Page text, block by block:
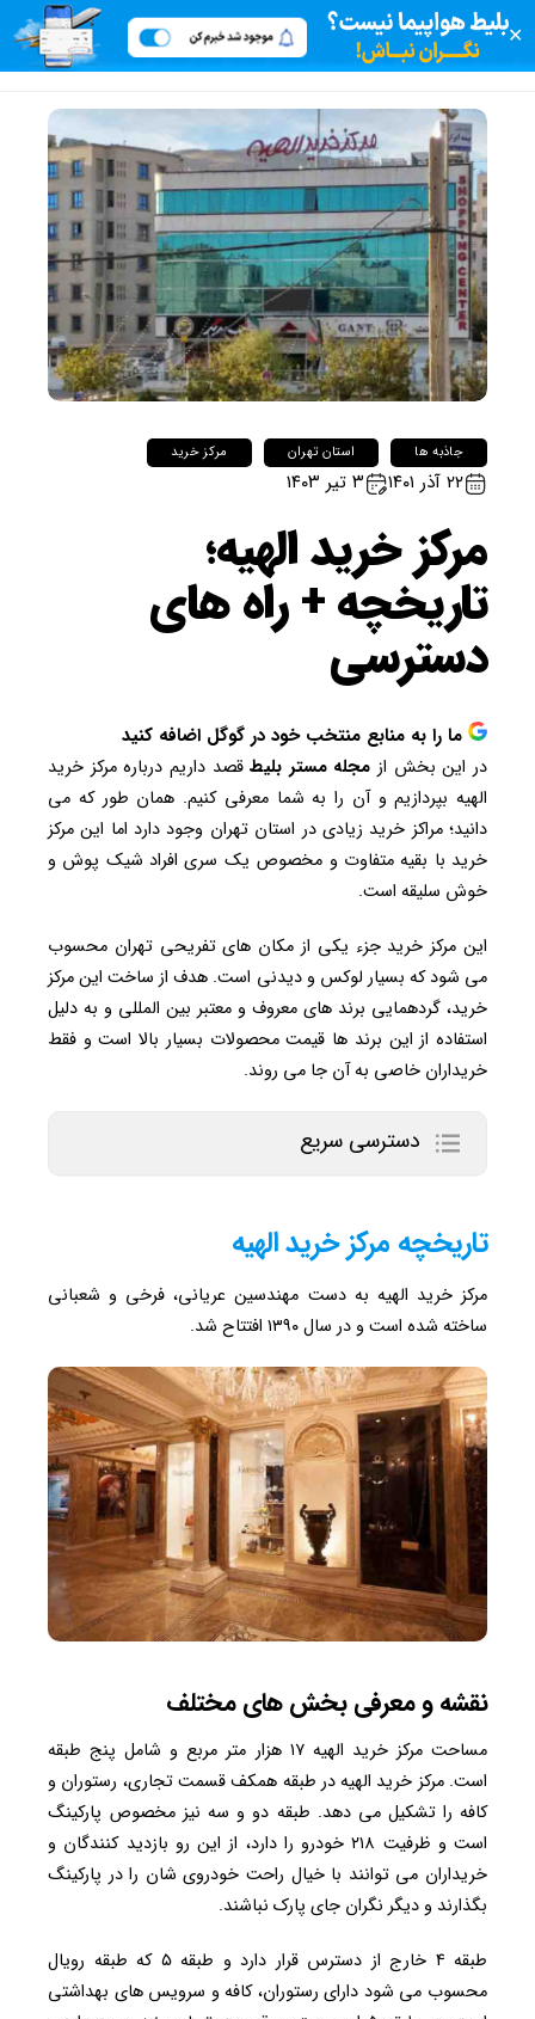
✕
جاذبه ها استان تهران مرکز خرید
۲۲ آذر ۱۴۰۱ ۳ تیر ۱۴۰۳
مرکز خرید الهیه؛
تاریخچه + راه های
دسترسی
ما را به منابع منتخب خود در گوگل اضافه کنید
در این بخش از مجله مستر بلیطقصد داریم درباره مرکز خرید
الهیه بپردازیم و آن را به شما معرفی کنیم. همان طور که می
دانید؛ مراکز خرید زیادی در استان تهران وجود دارد اما این مرکز
خرید با بقیه متفاوت و مخصوص یک سری افراد شیک پوش و
خوش سلیقه است.
این مرکز خرید جزء یکی از مکان های تفریحی تهران محسوب
می‌ شود که بسیار لوکس و دیدنی است. هدف از ساخت این مرکز
خرید، گردهمایی برند های معروف و معتبر بین ‌المللی و به دلیل
استفاده از این برند ها قیمت محصولات بسیار بالا است و فقط
خریداران خاصی به آن جا می روند.
دسترسی سریع
تاریخچه مرکز خرید الهیه
مرکز خرید الهیه به دست مهندسین عریانی، فرخی و شعبانی
ساخته شده است و در سال ۱۳۹۰ افتتاح شد.
نقشه و معرفی بخش های مختلف
مساحت مرکز خرید الهیه ۱۷ هزار متر مربع و شامل پنج طبقه
است. مرکز خرید الهیه در طبقه همکف قسمت تجاری، رستوران و
کافه را تشکیل می ‌دهد. طبقه دو و سه نیز مخصوص پارکینگ
است و ظرفیت ۲۱۸ خودرو را دارد، از این رو بازدید کنندگان و
خریداران می توانند با خیال راحت خودروی شان را در پارکینگ
بگذارند و دیگر نگران جای پارک نباشند.
طبقه ۴ خارج از دسترس قرار دارد و طبقه ۵ که طبقه رویال
محسوب می‌ شود دارای رستوران، کافه و سرویس های بهداشتی